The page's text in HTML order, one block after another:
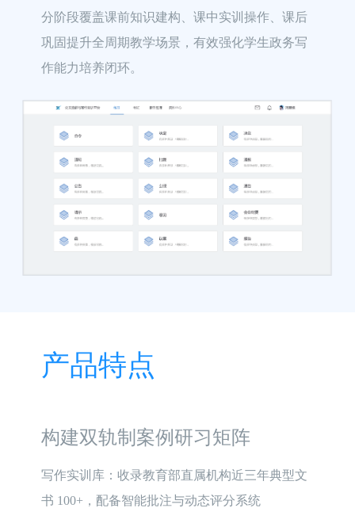
分阶段覆盖课前知识建构、课中实训操作、课后
巩固提升全周期教学场景，有效强化学生政务写
作能力培养闭环。
产品特点
构建双轨制案例研习矩阵
写作实训库：收录教育部直属机构近三年典型文
书 100+，配备智能批注与动态评分系统